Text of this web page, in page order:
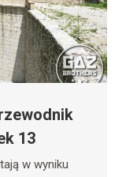
13
w wyniku